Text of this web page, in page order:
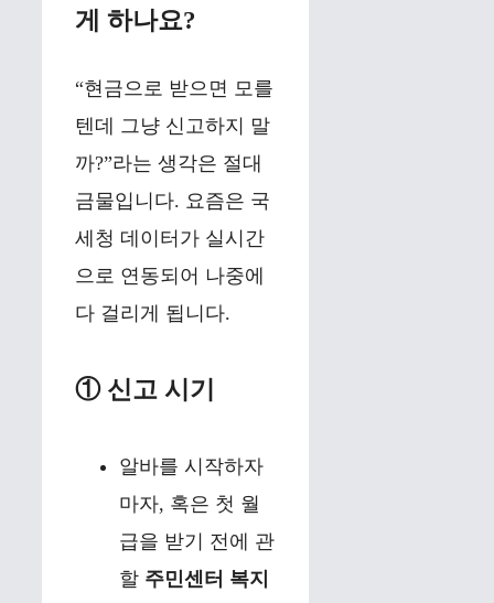
게 하나요?
“현금으로 받으면 모를
텐데 그냥 신고하지 말
까?”라는 생각은 절대
금물입니다. 요즘은 국
세청 데이터가 실시간
으로 연동되어 나중에
다 걸리게 됩니다.
① 신고 시기
알바를 시작하자
마자, 혹은 첫 월
급을 받기 전에 관
할 주민센터 복지